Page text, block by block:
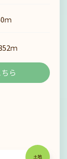
ｍ
ｍ
ら
土地